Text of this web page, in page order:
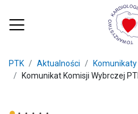
PTK Aktualności
Komunikaty
Komunikat Komisji Wybrczej